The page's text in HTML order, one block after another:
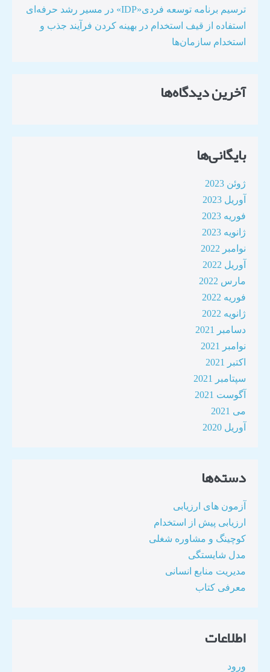
ترسیم برنامه توسعه فردی«IDP» در مسیر رشد حرفه‌ای
استفاده از قیف استخدام در بهینه کردن فرآیند جذب و
استخدام سازمان‌ها​
آخرین دیدگاه‌ها
بایگانی‌ها
ژوئن 2023
آوریل 2023
فوریه 2023
ژانویه 2023
نوامبر 2022
آوریل 2022
مارس 2022
فوریه 2022
ژانویه 2022
دسامبر 2021
نوامبر 2021
اکتبر 2021
سپتامبر 2021
آگوست 2021
می 2021
آوریل 2020
دسته‌ها
آزمون های ارزیابی
ارزیابی پیش از استخدام
کوچینگ و مشاوره شغلی
مدل شایستگی
مدیریت منابع انسانی
معرفی کتاب
اطلاعات
ورود